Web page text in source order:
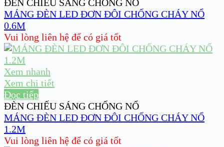
ĐÈN CHIẾU SÁNG CHỐNG NỔ
MÁNG ĐÈN LED ĐƠN ĐÔI CHỐNG CHÁY NỔ
0.6M
Vui lòng liên hệ để có giá tốt
Xem nhanh
Xem chi tiết
Đọc tiếp
ĐÈN CHIẾU SÁNG CHỐNG NỔ
MÁNG ĐÈN LED ĐƠN ĐÔI CHỐNG CHÁY NỔ
1.2M
Vui lòng liên hệ để có giá tốt